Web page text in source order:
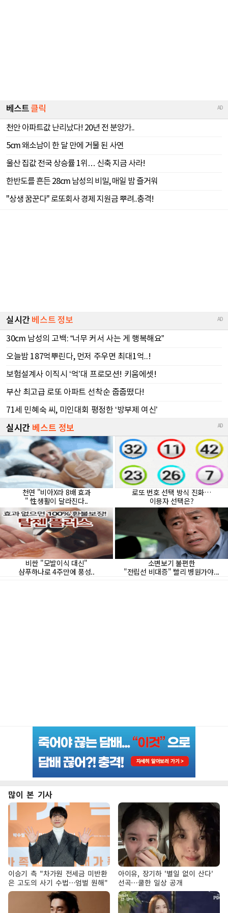
많이 본 기사
이승기 측 "차가원 전세금 미반환
은 고도의 사기 수법…엄벌 원해"
아이유, 장기하 '별일 없이 산다'
선곡…쿨한 일상 공개